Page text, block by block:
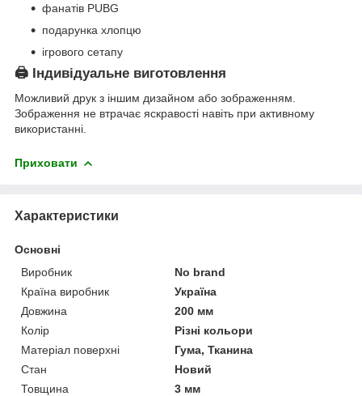
фанатів PUBG
подарунка хлопцю
ігрового сетапу
🖨️ Індивідуальне виготовлення
Можливий друк з іншим дизайном або зображенням.
Зображення не втрачає яскравості навіть при активному
використанні.
Приховати
Характеристики
Основні
Виробник
No brand
Країна виробник
Україна
Довжина
200 мм
Колір
Різні кольори
Матеріал поверхні
Гума, Тканина
Стан
Новий
Товщина
3 мм